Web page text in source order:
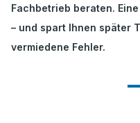
Fachbetrieb beraten.
– und spart Ihnen später
vermiedene Fehler.